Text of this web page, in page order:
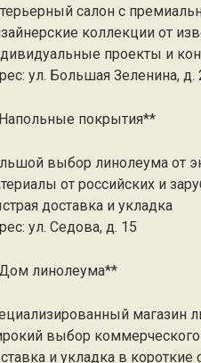
салон с
коллекции от
проекты и
ул. Большая Зеленина, д.
покрытия**
выбор линолеума от
от российских и
доставка и укладка
ул. Седова, д. 15
линолеума**
магазин
выбор
и укладка в короткие